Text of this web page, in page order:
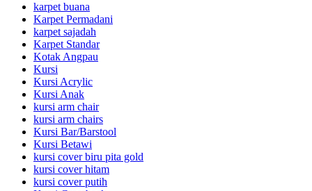
karpet buana
Karpet Permadani
karpet sajadah
Karpet Standar
Kotak Angpau
Kursi
Kursi Acrylic
Kursi Anak
kursi arm chair
kursi arm chairs
Kursi Bar/Barstool
Kursi Betawi
kursi cover biru pita gold
kursi cover hitam
kursi cover putih